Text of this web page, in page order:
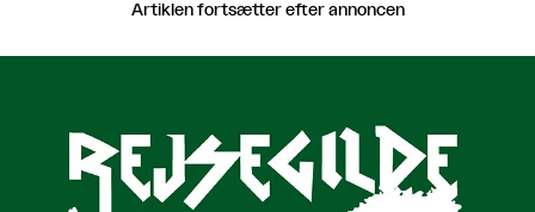
Artiklen fortsætter efter annoncen